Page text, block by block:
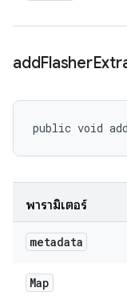
addFlasher
public void
พารามิเตอร์
metadata
Map